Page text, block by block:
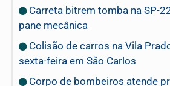
Carreta bitrem tomba na SP-
pane mecânica
Colisão de carros na Vila
sexta-feira em São Carlos
Corpo de bombeiros atende